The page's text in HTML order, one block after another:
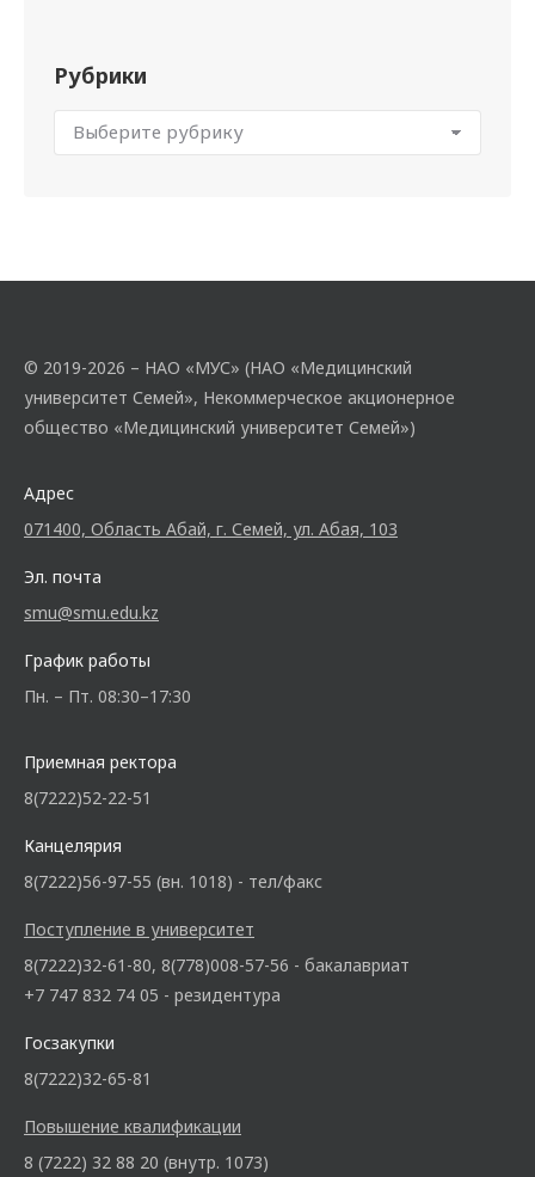
Рубрики
© 2019-2026 – НАО «МУС» (НАО «Медицинский
университет Семей», Некоммерческое акционерное
общество «Медицинский университет Семей»)
Адрес
071400, Область Абай, г. Семей, ул. Абая, 103
Эл. почта
smu@smu.edu.kz
График работы
Пн. – Пт. 08:30–17:30
Приемная ректора
8(7222)52-22-51
Канцелярия
8(7222)56-97-55 (вн. 1018) - тел/факс
Поступление в университет
8(7222)32-61-80, 8(778)008-57-56 - бакалавриат
+7 747 832 74 05 - резидентура
Госзакупки
8(7222)32-65-81
Повышение квалификации
8 (7222) 32 88 20 (внутр. 1073)